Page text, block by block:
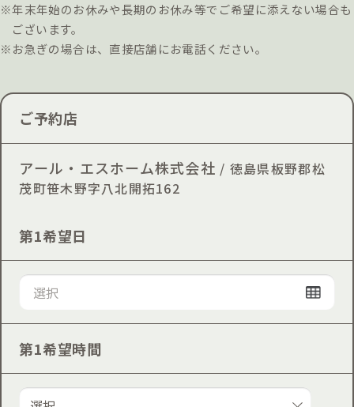
※年末年始のお休みや長期のお休み等でご希望に添えない場合も
ございます。
※お急ぎの場合は、直接店舗にお電話ください。
ご予約店
アール・エスホーム株式会社 / 徳島県板野郡松
茂町笹木野字八北開拓162
第1希望日
第1希望時間